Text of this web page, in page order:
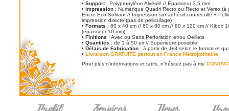
• Support: Polypropylène Alvéolé // Epaisseur 3,5 mm
• Impression : Numérique Quadri Recto ou Recto et Verso (à
Encre Eco Solvant // Impression sur adhésif contrecollé +
impression directe (pas de pelliculage)
• Formats : 60 x 40 cm // 60 x 80 cm // 80 x 120 cm // Kibox
(épaisseur 10 mm)
• Finitions : Avec ou Sans Perforation et/ou Oeillets
• Quantités : de 1 à 50 ex // Supérieure possible
• Délais de Fabrication : à partir de J+3 selon le format et
• Livraison GRATUITE partout en France Métropolitaine
Pour plus d'informations et tarifs, n'hésitez pas à me